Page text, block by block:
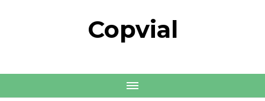
Copvial